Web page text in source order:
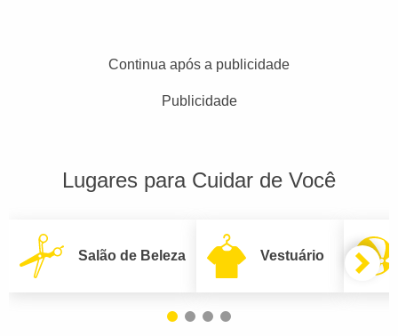
Continua após a publicidade
Publicidade
Lugares para Cuidar de Você
Salão de Beleza Vestuário